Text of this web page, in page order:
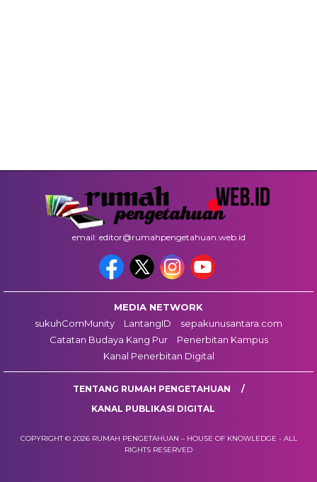
email: editor@rumahpengetahuan.web.id
MEDIA NETWORK
sukuhComMunity
LantangID
sepakunusantara.com
Catatan Budaya Kang Pur
Penerbitan Kampus
Kanal Penerbitan Digital
TENTANG RUMAH PENGETAHUAN
KANAL PUBLIKASI DIGITAL
COPYRIGHT © 2026 RUMAH PENGETAHUAN – HOUSE OF KNOWLEDGE - ALL
RIGHTS RESERVED